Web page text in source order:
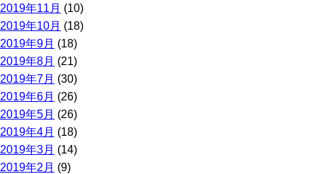
2019年11月 (10)
2019年10月 (18)
2019年9月 (18)
2019年8月 (21)
2019年7月 (30)
2019年6月 (26)
2019年5月 (26)
2019年4月 (18)
2019年3月 (14)
2019年2月 (9)